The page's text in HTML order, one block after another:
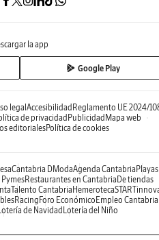
la app
Google Play
legal Accesibilidad Reglamento UE 2024/
de privacidad Publicidad Mapa web
editorialesPolítica de cookies
Cantabria DModaAgenda Cantabria Playas
Restaurantes en Cantabria De tiendas
Talento Cantabria Hemeroteca
Racing Foro Económico Empleo Cantabria
de Navidad Lotería del Niño